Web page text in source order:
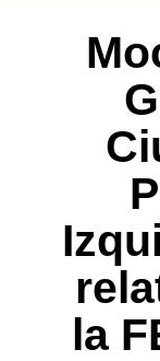
la